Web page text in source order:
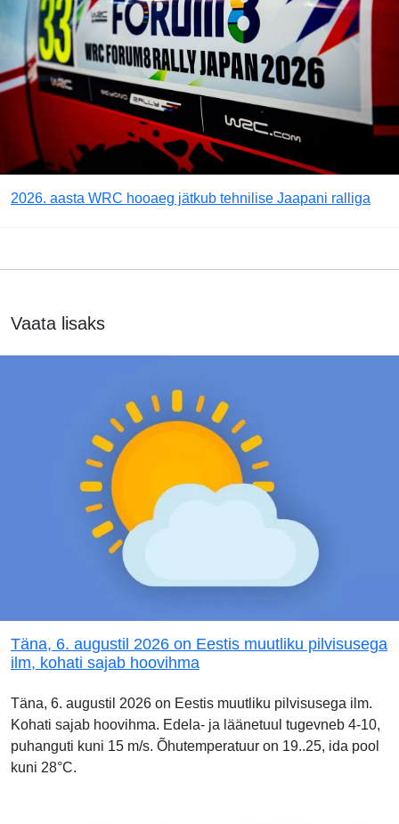
2026. aasta WRC hooaeg jätkub tehnilise Jaapani ralliga
Vaata lisaks
Täna, 6. augustil 2026 on Eestis muutliku pilvisusega
ilm, kohati sajab hoovihma
Täna, 6. augustil 2026 on Eestis muutliku pilvisusega ilm.
Kohati sajab hoovihma. Edela- ja läänetuul tugevneb 4-10,
puhanguti kuni 15 m/s. Õhutemperatuur on 19..25, ida pool
kuni 28°C.